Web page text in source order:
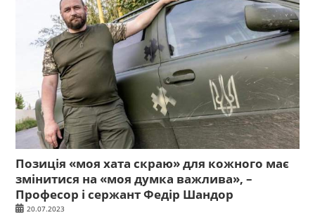
Позиція «моя хата скраю» для кожного має
змінитися на «моя думка важлива», –
Професор і сержант Федір Шандор
20.07.2023